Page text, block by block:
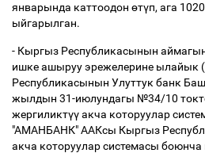
январында каттоодон өтүп, ага
ыйгарылган.
- Кыргыз Республикасынын
ишке ашыруу эрежелерине ылайык (
Республикасынын Улуттук банк
жылдын 31-июлундагы №34/10
жергиликтүүакча которуулар
"АМАНБАНК" ААКсы Кыргыз
акча которуулар системасы